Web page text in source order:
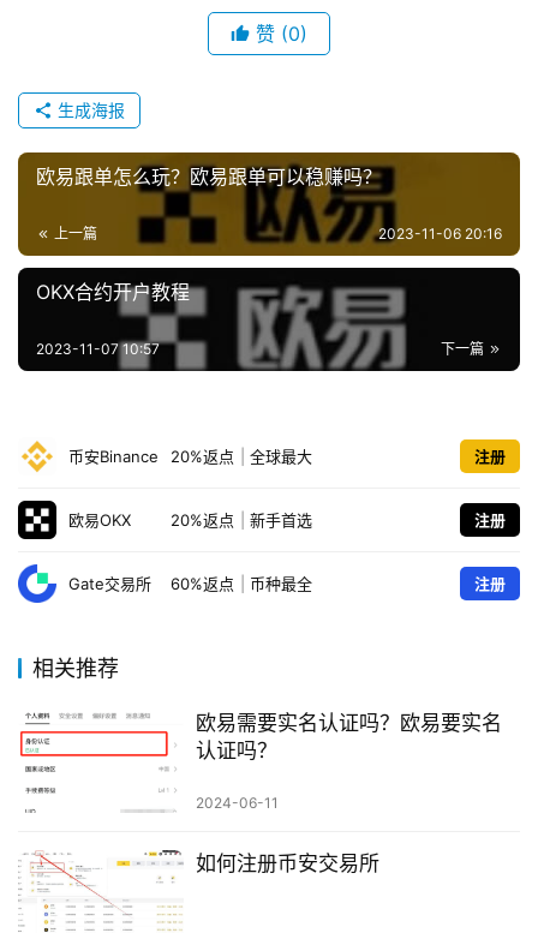
赞 (0)
生成海报
欧易跟单怎么玩？欧易跟单可以稳赚吗？
上一篇 2023-11-06 20:16
OKX合约开户教程
下一篇
2023-11-07 10:57
币安Binance 20%返点 全球最大 注册
欧易OKX 20%返点 新手首选 注册
Gate交易所 60%返点 币种最全 注册
相关推荐
欧易需要实名认证吗？欧易要实名
认证吗？
2024-06-11
如何注册币安交易所